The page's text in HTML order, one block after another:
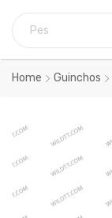
Home Guinchos